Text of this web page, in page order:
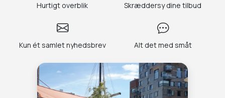
Hurtigt overblik Skræddersy dine tilbud
Kun ét samlet nyhedsbrev Alt det med småt